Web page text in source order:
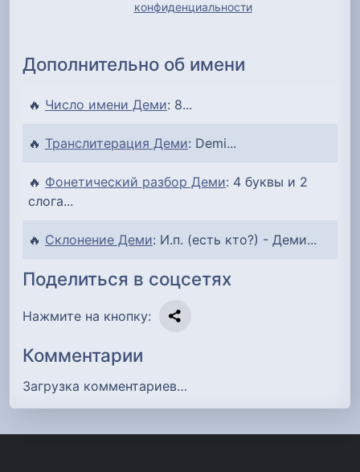
конфиденциальности
Дополнительно об имени
🔥 Число имени Деми: 8...
🔥 Транслитерация Деми: Demi...
🔥 Фонетический разбор Деми: 4 буквы и 2
слога...
🔥 Склонение Деми: И.п. (есть кто?) - Деми...
Поделиться в соцсетях
Нажмите на кнопку:
Комментарии
Загрузка комментариев…